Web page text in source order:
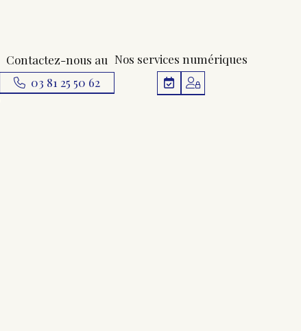
Contactez-nous au
03 81 25 50 62
Nos services numériques